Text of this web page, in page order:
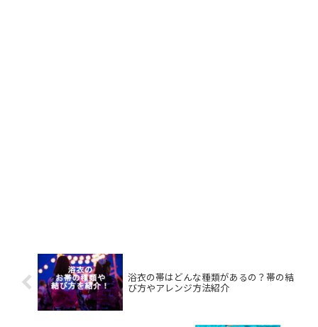
浴衣の帯はどんな種類があるの？帯の結
び方やアレンジ方法紹介